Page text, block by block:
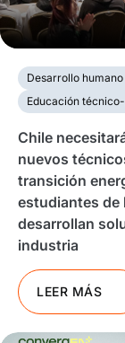
Desarrollo
Educación
Chile
nuevos
transición
estudiantes de
desarrollan
industria
LEER MÁS